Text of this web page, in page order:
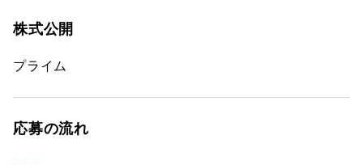
株式公開
プライム
応募の流れ